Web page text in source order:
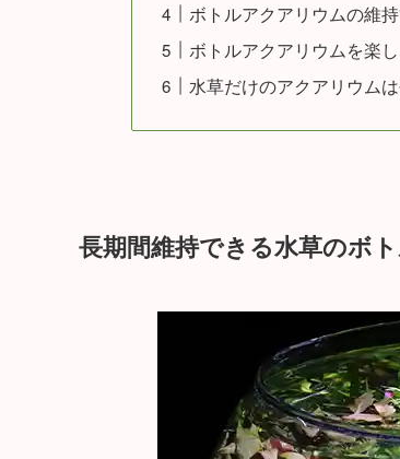
ボトルアクアリウムの維
ボトルアクアリウムを楽し
水草だけのアクアリウム
長期間維持できる水草のボ